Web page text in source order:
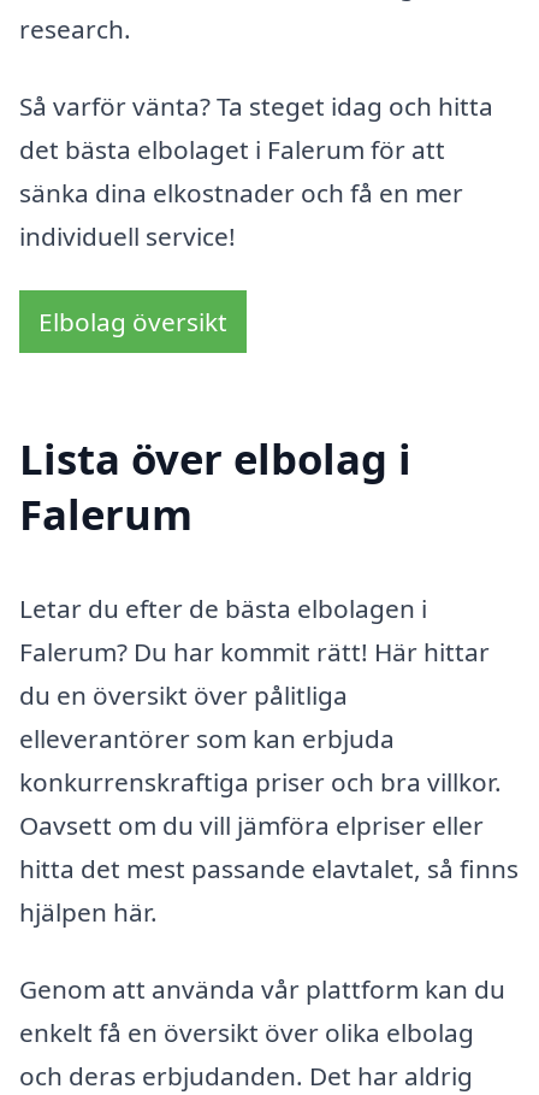
research.
Så varför vänta? Ta steget idag och hitta
det bästa elbolaget i Falerum för att
sänka dina elkostnader och få en mer
individuell service!
Elbolag översikt
Lista över elbolag i
Falerum
Letar du efter de bästa elbolagen i
Falerum? Du har kommit rätt! Här hittar
du en översikt över pålitliga
elleverantörer som kan erbjuda
konkurrenskraftiga priser och bra villkor.
Oavsett om du vill jämföra elpriser eller
hitta det mest passande elavtalet, så finns
hjälpen här.
Genom att använda vår plattform kan du
enkelt få en översikt över olika elbolag
och deras erbjudanden. Det har aldrig